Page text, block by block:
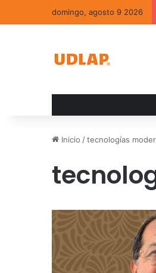
domingo, agosto 9 2026
Inicio /tecnologías